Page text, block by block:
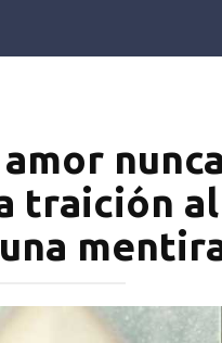
nunca
traición al